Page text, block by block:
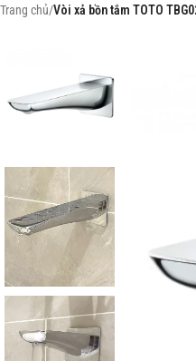
Trang chủ/Vòi xả bồn tắm TOTO